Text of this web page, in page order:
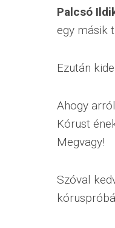
Palcsó
egy másik
Ezután
Ahogy
Kórust
Megvagy!
Szóval